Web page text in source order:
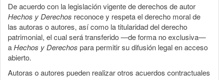
De acuerdo con la legislación vigente de derechos de autor
Hechos y Derechos reconoce y respeta el derecho moral de
las autoras o autores, así como la titularidad del derecho
patrimonial, el cual será transferido —de forma no exclusiva—
aHechos y Derechos para permitir su difusión legal en acceso
abierto.
Autoras o autores pueden realizar otros acuerdos contractuales